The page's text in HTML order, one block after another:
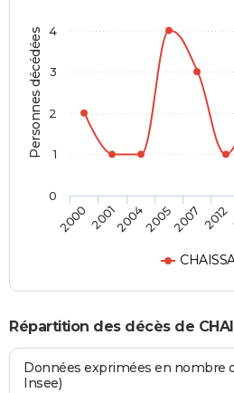
Personnes décédées
2000 2001200420052007 2012
0
1
2
3
4
Répartition des décès de
Données exprimées en nombre
Insee)